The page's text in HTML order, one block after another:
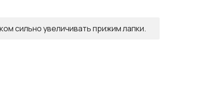
сильно увеличивать прижим лапки.